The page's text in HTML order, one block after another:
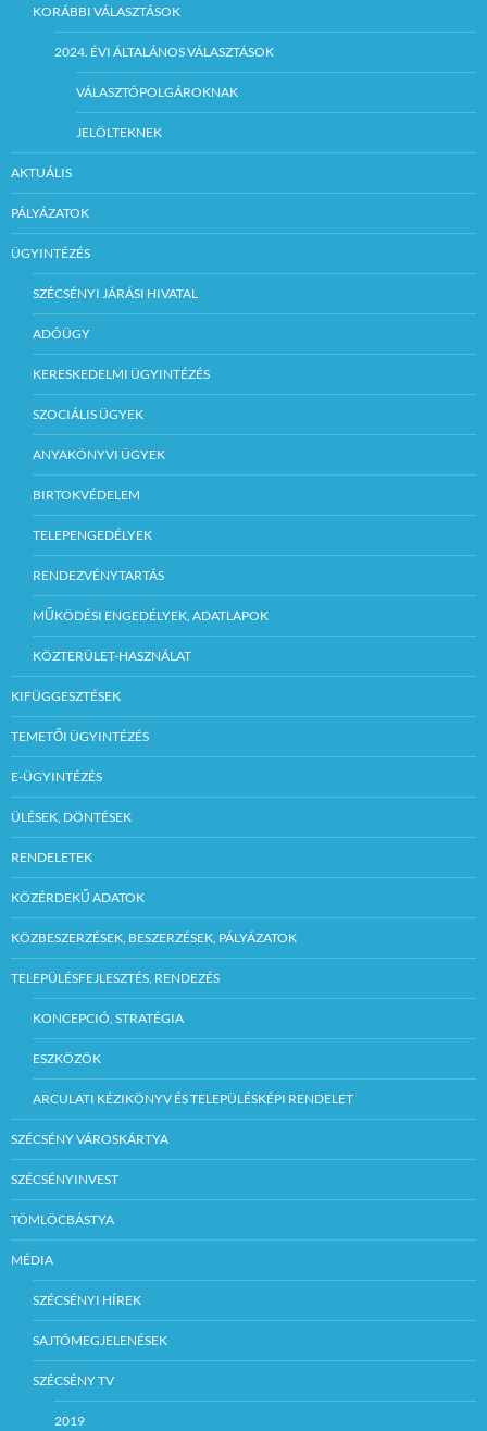
KORÁBBI VÁLASZTÁSOK
2024. ÉVI ÁLTALÁNOS VÁLASZTÁSOK
VÁLASZTÓPOLGÁROKNAK
JELÖLTEKNEK
AKTUÁLIS
PÁLYÁZATOK
ÜGYINTÉZÉS
SZÉCSÉNYI JÁRÁSI HIVATAL
ADÓÜGY
KERESKEDELMI ÜGYINTÉZÉS
SZOCIÁLIS ÜGYEK
ANYAKÖNYVI ÜGYEK
BIRTOKVÉDELEM
TELEPENGEDÉLYEK
RENDEZVÉNYTARTÁS
MŰKÖDÉSI ENGEDÉLYEK, ADATLAPOK
KÖZTERÜLET-HASZNÁLAT
KIFÜGGESZTÉSEK
TEMETŐI ÜGYINTÉZÉS
E-ÜGYINTÉZÉS
ÜLÉSEK, DÖNTÉSEK
RENDELETEK
KÖZÉRDEKŰ ADATOK
KÖZBESZERZÉSEK, BESZERZÉSEK, PÁLYÁZATOK
TELEPÜLÉSFEJLESZTÉS, RENDEZÉS
KONCEPCIÓ, STRATÉGIA
ESZKÖZÖK
ARCULATI KÉZIKÖNYV ÉS TELEPÜLÉSKÉPI RENDELET
SZÉCSÉNY VÁROSKÁRTYA
SZÉCSÉNYINVEST
TÖMLÖCBÁSTYA
MÉDIA
SZÉCSÉNYI HÍREK
SAJTÓMEGJELENÉSEK
SZÉCSÉNY TV
2019